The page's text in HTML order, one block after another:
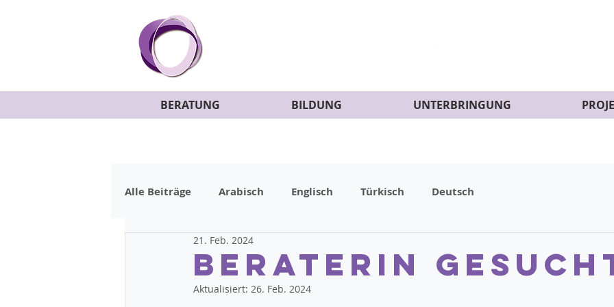
BERATUNG BILDUNG UNTERBRINGUNG
Alle Beiträge Arabisch Englisch Türkisch Deutsch
Beraterin
21. Feb. 2024
Aktualisiert: 26. Feb. 2024